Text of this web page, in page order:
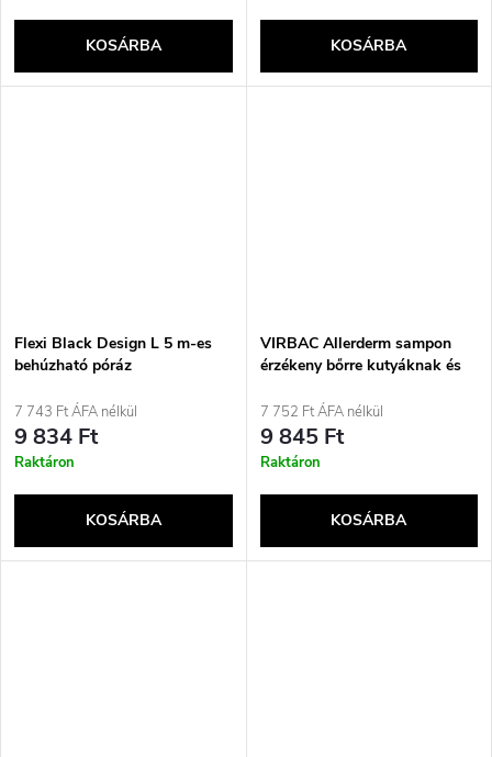
KOSÁRBA KOSÁRBA
Flexi Black Design L 5 m-es
behúzható póráz
7 743 Ft ÁFA nélkül
9 834 Ft
Raktáron
KOSÁRBA
VIRBAC Allerderm sampon
érzékeny bőrre kutyáknak és
7 752 Ft ÁFA nélkül
9 845 Ft
Raktáron
KOSÁRBA